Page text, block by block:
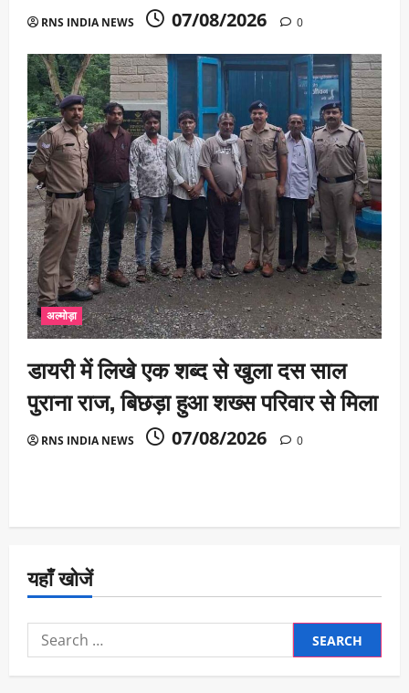
RNS INDIA NEWS 07/08/2026 0
अल्मोड़ा
डायरी में लिखे एक शब्द से खुला दस साल
पुराना राज, बिछड़ा हुआ शख्स परिवार से मिला
RNS INDIA NEWS 07/08/2026 0
यहाँ खोजें
Search
for: